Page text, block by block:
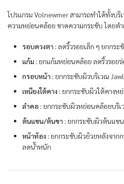
โปรแกรม Volnewmer สามารถทำได้ทั้งบ
ความหย่อนคล้อย ขาดความกระชับ โดยต
รอบดวงตา : ลดริ้วรอยเล็ก ๆ ยกกระ
แก้ม : ยกแก้มหย่อนคล้อย ลดริ้วรอย
กรอบหน้า : ยกกระชับผิวบริเวณ
เหนียงใต้คาง : ยกกระชับผิวใต้คางห
ลำคอ : ยกกระชับผิวหย่อนคล้อยบริเ
ต้นแขน/ต้นขา : ยกกระชับผิวต้นแข
หน้าท้อง : ยกกระชับผิวย้วยหลังจาก
ลดน้ำหนัก